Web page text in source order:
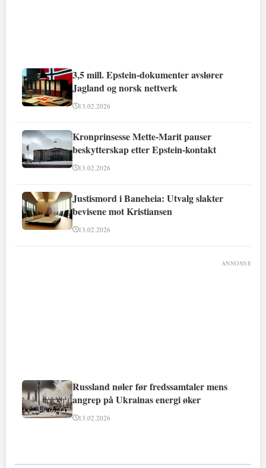
3,5 mill. Epstein-dokumenter avslører
Jagland og norsk nettverk
13.02.2026
Kronprinsesse Mette-Marit pauser
beskytterskap etter Epstein-kontakt
13.02.2026
Justismord i Baneheia: Utvalg slakter
bevisene mot Kristiansen
13.02.2026
ANNONSE
Russland nøler før fredssamtaler mens
angrep på Ukrainas energi øker
13.02.2026